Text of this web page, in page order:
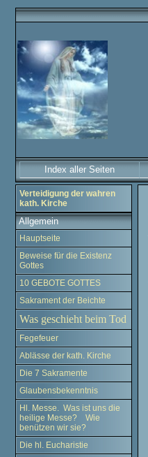
Index aller Seiten
Verteidigung der wahren
kath. Kirche
Allgemein
Hauptseite
Beweise für die Existenz
Gottes
10 GEBOTE GOTTES
Sakrament der Beichte
Was geschieht beim Tod
Fegefeuer
Ablässe der kath. Kirche
Die 7 Sakramente
Glaubensbekenntnis
Hl. Messe. Was ist uns die
heilige Messe? Wie
benützen wir sie?
Die hl. Eucharistie